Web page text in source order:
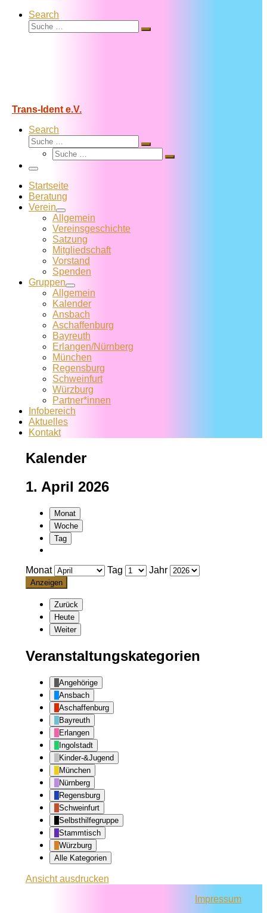
Search
Suche
Suche
Trans-Ident e.V.
Search
Suche
Suche
Suche
Suche
Menü
Startseite
Beratung
Verein
Allgemein
Vereins­geschichte
Satzung
Mitglied­schaft
Vorstand
Spenden
Gruppen
Allgemein
Kalender
Ansbach
Aschaffenburg
Bayreuth
Erlangen/Nürnberg
München
Regensburg
Schweinfurt
Würzburg
Partner*innen
Infobereich
Aktuelles
Kontakt
Kalender
1. April 2026
Monat
Woche
Tag
Monat Tag Jahr
Zurück
Heute
Weiter
Veranstaltungskategorien
Angehörige
Ansbach
Aschaffenburg
Bayreuth
Erlangen
Ingolstadt
Kinder-&Jugend
München
Nürnberg
Regensburg
Schweinfurt
Selbsthilfegruppe
Stammtisch
Würzburg
Alle Kategorien
Ansichtausdrucken
Impressum